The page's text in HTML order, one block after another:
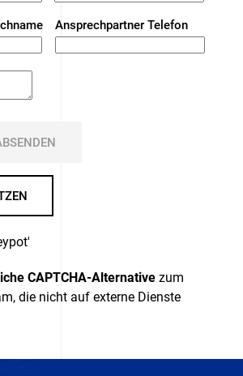
Ansprechpartner Telefon
CAPTCHA-Alternative zum
die nicht auf externe Dienste